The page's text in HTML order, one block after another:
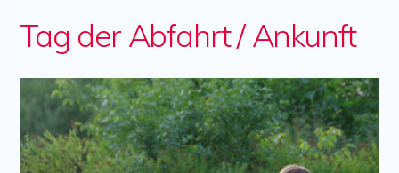
Tag der Abfahrt / Ankunft